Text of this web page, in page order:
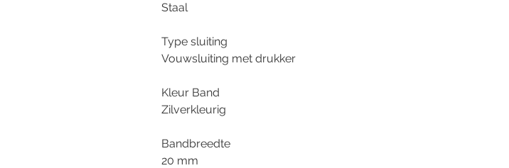
Staal
Type sluiting
Vouwsluiting met drukker
Kleur Band
Zilverkleurig
Bandbreedte
20 mm